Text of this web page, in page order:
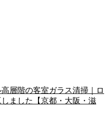
層階の客室ガラス清掃｜ロ
ました【京都・大阪・滋